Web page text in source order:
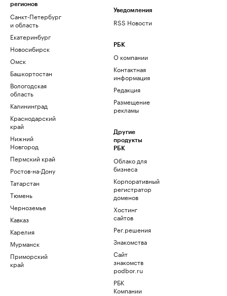
регионов
Санкт-Петербург
и область
Екатеринбург
Новосибирск
Омск
Башкортостан
Вологодская
область
Калининград
Краснодарский
край
Нижний
Новгород
Пермский край
Ростов-на-Дону
Татарстан
Тюмень
Черноземье
Кавказ
Карелия
Мурманск
Приморский
край
Уведомления
RSS Новости
РБК
О компании
Контактная
информация
Редакция
Размещение
рекламы
Другие
продукты
РБК
Облако для
бизнеса
Корпоративный
регистратор
доменов
Хостинг
сайтов
Рег.решения
Знакомства
Сайт
знакомств
podbor.ru
РБК
Компании